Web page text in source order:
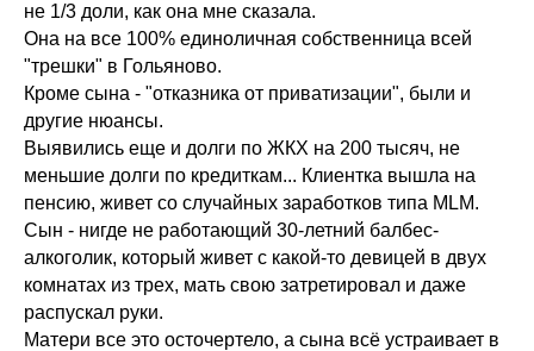
не 1/3 доли, как она мне сказала.
Она на все 100% единоличная собственница всей
"трешки" в Гольяново.
Кроме сына - "отказника от приватизации", были и
другие нюансы.
Выявились еще и долги по ЖКХ на 200 тысяч, не
меньшие долги по кредиткам... Клиентка вышла на
пенсию, живет со случайных заработков типа MLM.
Сын - нигде не работающий 30-летний балбес-
алкоголик, который живет с какой-то девицей в двух
комнатах из трех, мать свою затретировал и даже
распускал руки.
Матери все это осточертело, а сына всё устраивает в